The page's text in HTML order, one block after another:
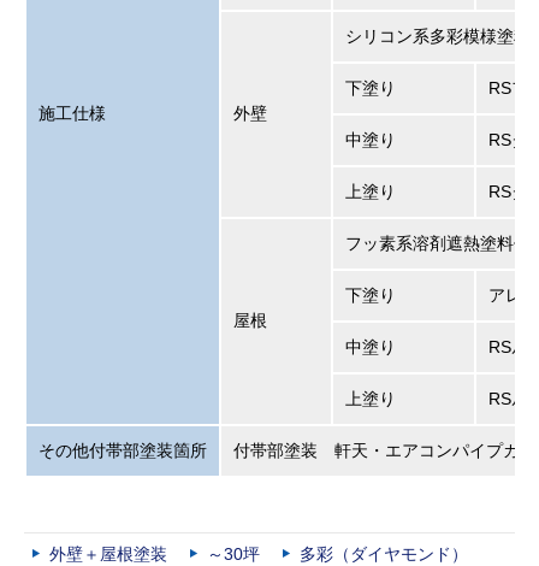
施工仕様 外壁
シリコン系多彩模様塗料
下塗り RSフ
中塗り RSダ
上塗り RSダ
屋根
フッ素系溶剤遮熱塗料仕
下塗り アレ
中塗り RSル
上塗り RSル
その他付帯部塗装箇所 付帯部塗装 軒天・エアコンパイプカ
外壁＋屋根塗装 ～30坪 多彩（ダイヤモンド）